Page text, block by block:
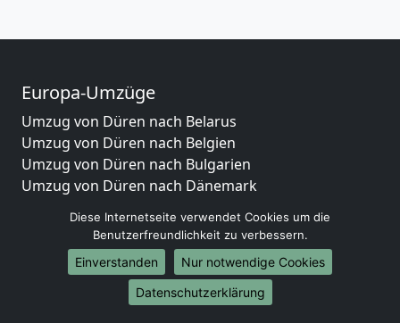
Europa-Umzüge
Umzug von Düren nach Belarus
Umzug von Düren nach Belgien
Umzug von Düren nach Bulgarien
Umzug von Düren nach Dänemark
Umzug von Düren nach Portugal
Umzug von Düren nach Bosnien und Herzegowina
Umzug von Düren nach Irland
Umzug von Düren nach Lettland
Diese Internetseite verwendet Cookies um die
Benutzerfreundlichkeit zu verbessern.
Einverstanden
Nur notwendige Cookies
Datenschutzerklärung